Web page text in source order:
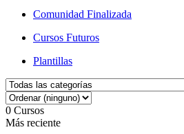
Comunidad Finalizada
Cursos Futuros
Plantillas
0 Cursos
Más reciente